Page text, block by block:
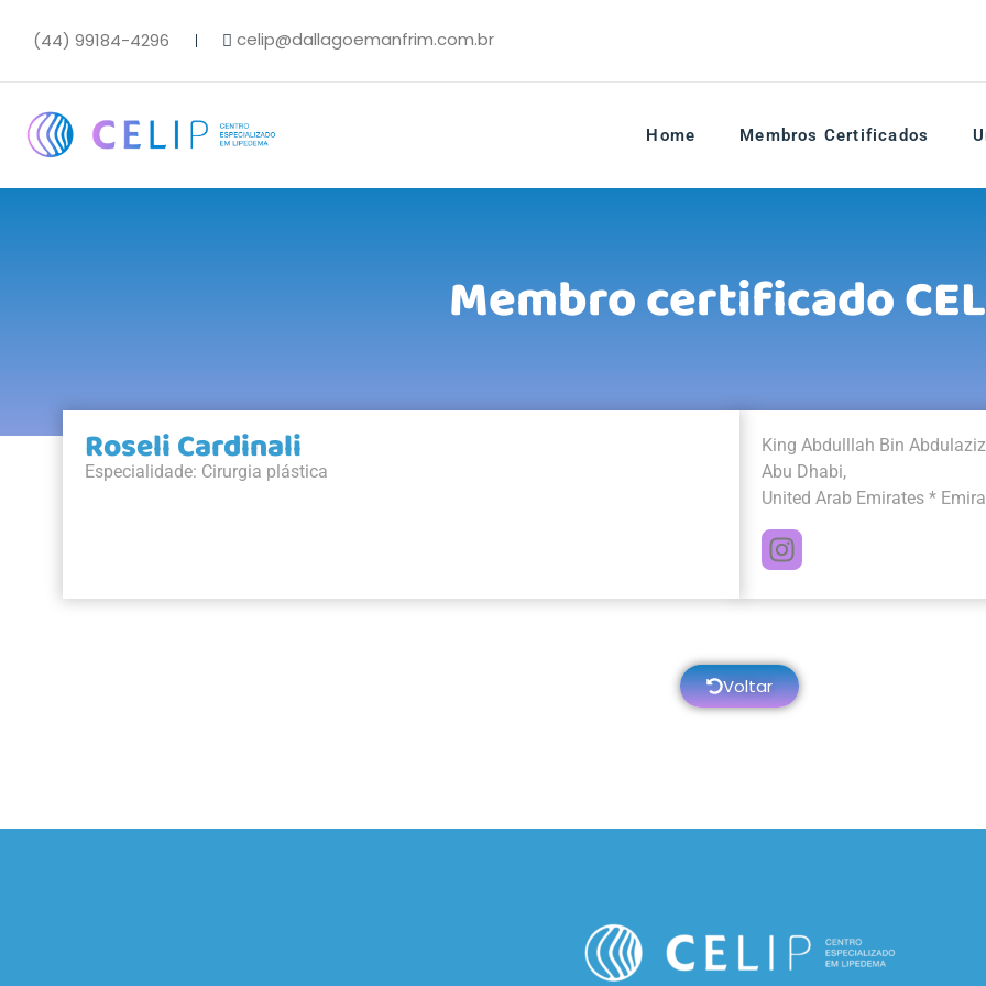
(44) 99184-4296 celip@dallagoemanfrim.com.br
Home Membros Certificados
Membro certificado
Roseli Cardinali
Especialidade: Cirurgia plástica
King Abdulllah Bin
Abu Dhabi,
United Arab Emirates *
Voltar